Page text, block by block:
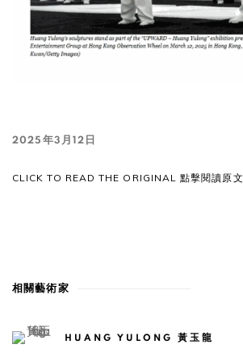
2025年3月12日
CLICK TO READ THE ORIGINAL 點擊閱讀原文
相關藝術家
HUANG YULONG 黃玉龍